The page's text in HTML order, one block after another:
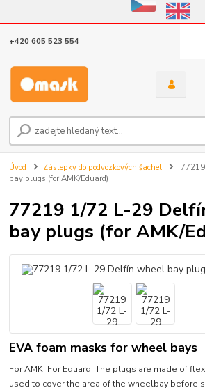
Eshop v provozu do
+420 605 523 554
Úvod Záslepky do podvozkových šachet
bay plugs (for AMK/Eduard)
77219 1/72 L-29
bay plugs (for AMK/
EVA foam masks for wheel bays
For AMK: For Eduard: The plugs are made of
used to cover the area of the wheelbay before